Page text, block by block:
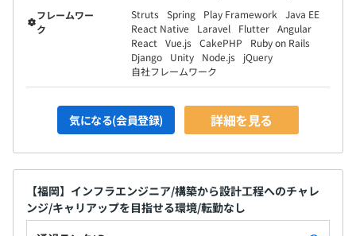
フレームワー
ク
Struts Spring Play Framework
Java EE
React Native
Laravel Flutter Angular
React
Vue.js CakePHP
Ruby on Rails
Django
Unity Node.js
jQuery
自社フレームワーク
気になる(会員登録) 詳細を見る
【福岡】インフラエンジニア/構築から設計工程へのチャレ
ンジ/キャリアップを目指せる環境/転勤なし